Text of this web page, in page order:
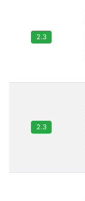
2.3
2.3